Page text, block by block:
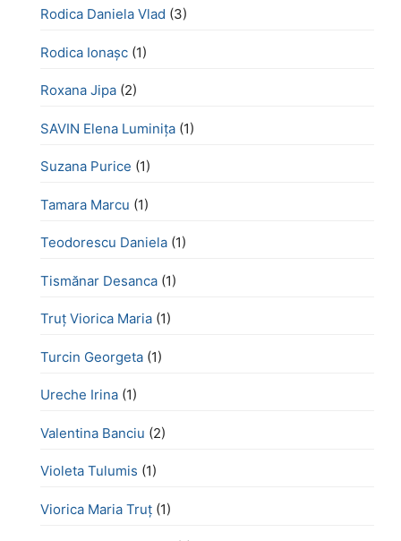
Rodica Daniela Vlad (3)
Rodica Ionașc (1)
Roxana Jipa (2)
SAVIN Elena Luminița (1)
Suzana Purice (1)
Tamara Marcu (1)
Teodorescu Daniela (1)
Tismănar Desanca (1)
Truț Viorica Maria (1)
Turcin Georgeta (1)
Ureche Irina (1)
Valentina Banciu (2)
Violeta Tulumis (1)
Viorica Maria Truț (1)